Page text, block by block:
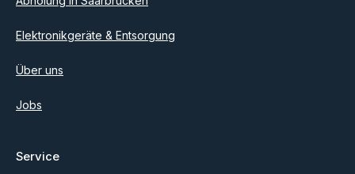
Elektronikgeräte & Entsorgung
Über uns
Jobs
Service